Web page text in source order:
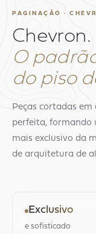
PAGINAÇÃO ·
Chevron.
O
do piso
Peças cortadas
perfeita, formando
mais exclusivo da
de arquitetura de
Exclusivo
e sofisticado